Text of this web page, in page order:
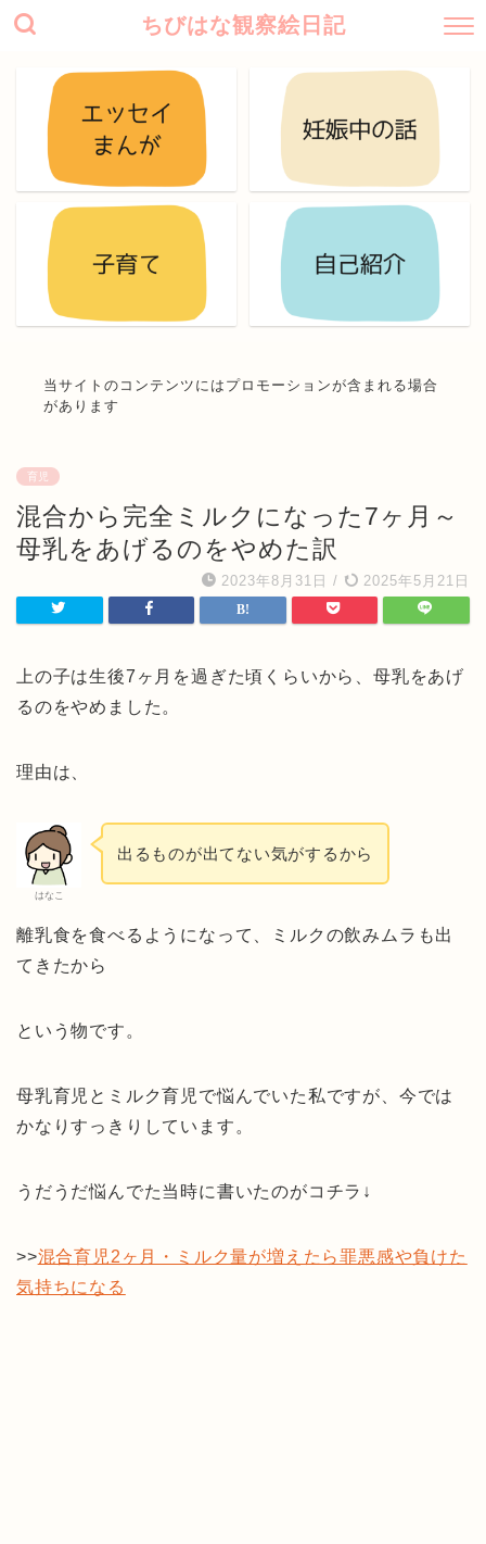
ちびはな観察絵日記
当サイトのコンテンツにはプロモーションが含まれる場合
があります
育児
混合から完全ミルクになった7ヶ月～
母乳をあげるのをやめた訳
2023年8月31日 / 2025年5月21日
上の子は生後7ヶ月を過ぎた頃くらいから、母乳をあげ
るのをやめました。
理由は、
はなこ
出るものが出てない気がするから
離乳食を食べるようになって、ミルクの飲みムラも出
てきたから
という物です。
母乳育児とミルク育児で悩んでいた私ですが、今では
かなりすっきりしています。
うだうだ悩んでた当時に書いたのがコチラ↓
>>混合育児2ヶ月・ミルク量が増えたら罪悪感や負けた
気持ちになる